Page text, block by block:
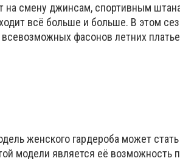
на смену джинсам, спортивным
всё больше и больше. В этом
фасонов летних
женского гардероба может
модели является её